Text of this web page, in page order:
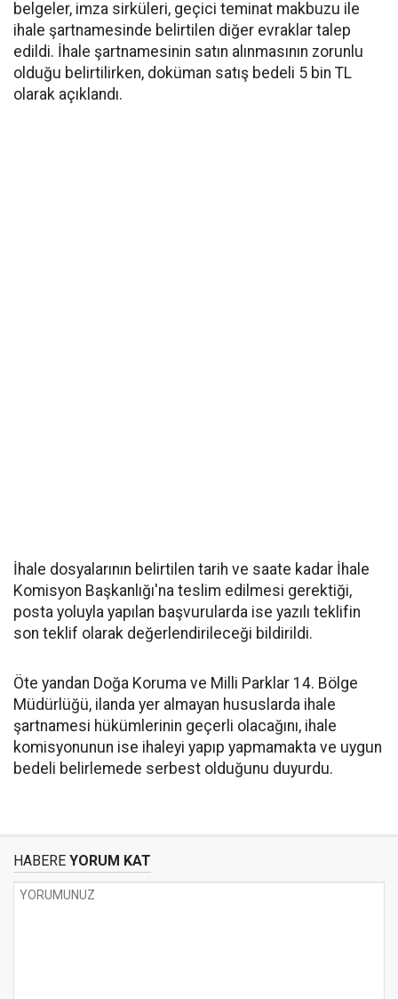
belgeler, imza sirküleri, geçici teminat makbuzu ile
ihale şartnamesinde belirtilen diğer evraklar talep
edildi. İhale şartnamesinin satın alınmasının zorunlu
olduğu belirtilirken, doküman satış bedeli 5 bin TL
olarak açıklandı.
İhale dosyalarının belirtilen tarih ve saate kadar İhale
Komisyon Başkanlığı'na teslim edilmesi gerektiği,
posta yoluyla yapılan başvurularda ise yazılı teklifin
son teklif olarak değerlendirileceği bildirildi.
Öte yandan Doğa Koruma ve Milli Parklar 14. Bölge
Müdürlüğü, ilanda yer almayan hususlarda ihale
şartnamesi hükümlerinin geçerli olacağını, ihale
komisyonunun ise ihaleyi yapıp yapmamakta ve uygun
bedeli belirlemede serbest olduğunu duyurdu.
HABERE YORUM KAT